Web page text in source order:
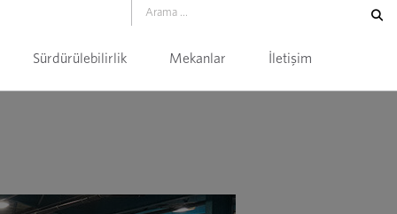
Sürdürülebilirlik Mekanlar İletişim